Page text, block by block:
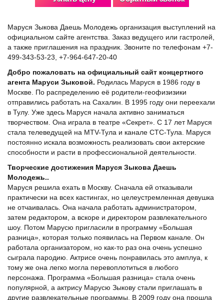
Маруся Зыкова Даешь Молодежь организация выступлений на
официальном сайте агентства. Заказ ведущего или гастролей,
а также приглашения на праздник. Звоните по телефонам +7-
499-343-53-23, +7-964-647-20-40
Добро пожаловать на официальный сайт концертного
агента Маруси Зыковой. Родилась Маруся в 1986 году в
Москве. По распределению её родители-геофизизики
отправились работать на Сахалин. В 1995 году они переехали
в Тулу. Уже здесь Маруся начала активно заниматься
творчеством. Она играла в театре «Секрет». С 17 лет Маруся
стала телеведущей на MTV-Тула и канале СТС-Тула. Маруся
постоянно искала возможность реализовать свои актерские
способности и расти в профессиональной деятельности.
Творческие достижения Маруся Зыкова Даешь
Молодежь..
Маруся решила ехать в Москву. Сначала ей отказывали
практически на всех кастингах, но целеустремленная девушка
не отчаивалась. Она начала работать администратором,
затем редактором, а вскоре и директором развлекательного
шоу. Потом Марусю пригласили в программу «Большая
разница», которая только появилась на Первом канале. Он
работала организатором, но как-то раз она очень успешно
сыграла пародию. Актрисе очень понравилась это амплуа, к
тому же она легко могла перевоплотиться в любого
персонажа. Программа «Большая разница» стала очень
популярной, а актрису Марусю Зыкову стали приглашать в
другие развлекательные программы. В 2009 году она прошла